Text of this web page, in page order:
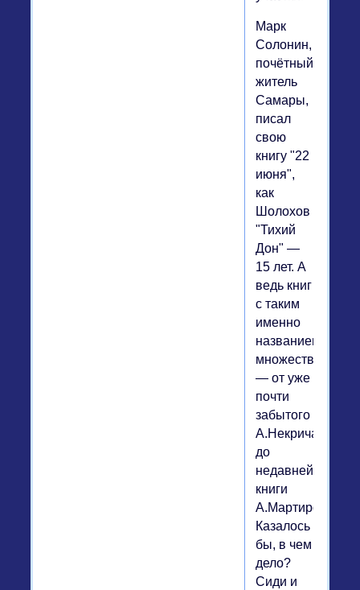
Марк
Солонин,
почётный
житель
Самары,
писал
свою
книгу "22
июня",
как
Шолохов
"Тихий
Дон" —
15 лет. А
ведь книг
с таким
именно
названием
множество
— от уже
почти
забытого
А.Некрича
до
недавней
книги
А.Мартиросяна.
Казалось
бы, в чем
дело?
Сиди и